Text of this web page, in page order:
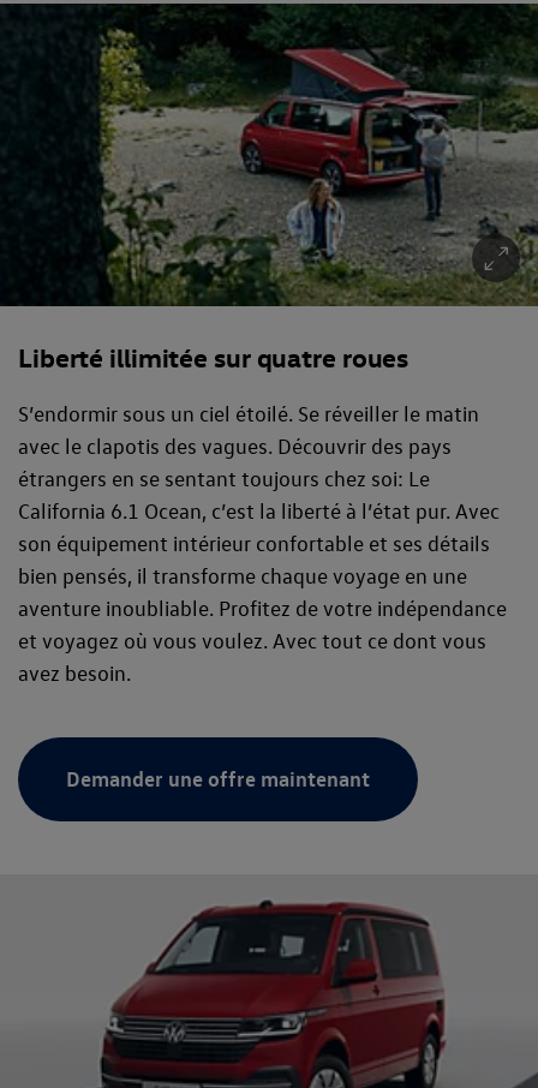
Liberté illimitée sur quatre roues
S’endormir sous un ciel étoilé. Se réveiller le matin
avec le clapotis des vagues. Découvrir des pays
étrangers en se sentant toujours chez soi: Le
California 6.1 Ocean, c’est la liberté à l’état pur. Avec
son équipement intérieur confortable et ses détails
bien pensés, il transforme chaque voyage en une
aventure inoubliable. Profitez de votre indépendance
et voyagez où vous voulez. Avec tout ce dont vous
avez besoin.
Demander une offre maintenant